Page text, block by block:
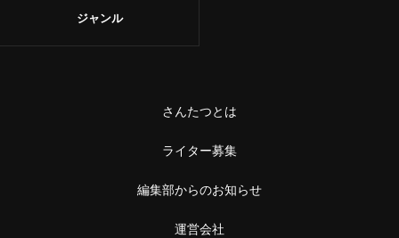
ジャンル
さんたつとは
ライター募集
編集部からのお知らせ
運営会社